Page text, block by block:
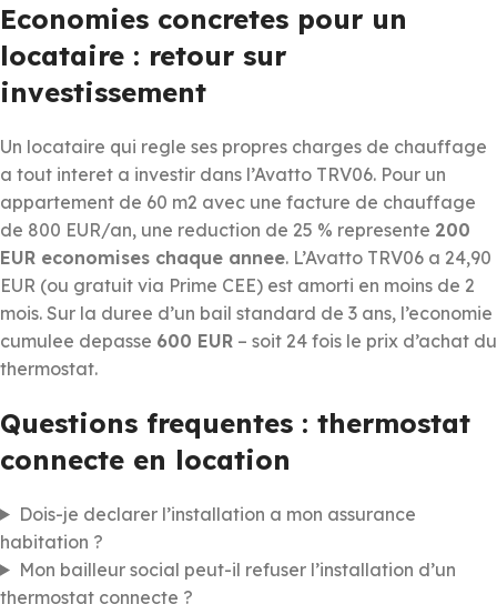
Economies concretes pour un
locataire : retour sur
investissement
Un locataire qui regle ses propres charges de chauffage
a tout interet a investir dans l’Avatto TRV06. Pour un
appartement de 60 m2 avec une facture de chauffage
de 800 EUR/an, une reduction de 25 % represente 200
EUR economises chaque annee. L’Avatto TRV06 a 24,90
EUR (ou gratuit via Prime CEE) est amorti en moins de 2
mois. Sur la duree d’un bail standard de 3 ans, l’economie
cumulee depasse 600 EUR – soit 24 fois le prix d’achat du
thermostat.
Questions frequentes : thermostat
connecte en location
Dois-je declarer l’installation a mon assurance
habitation ?
Mon bailleur social peut-il refuser l’installation d’un
thermostat connecte ?